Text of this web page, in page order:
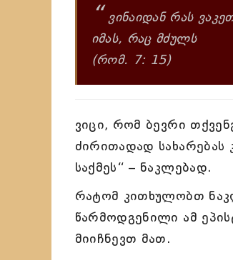
“ ვინაიდან რას
იმას, რაც მძულს
(რომ. 7: 15)
ვიცი, რომ ბევრი
ძირითადად
საქმეს“ – ნაკლებად.
რატომ კითხულობთ
წარმოდგენილი ამ
მიიჩნევთ მათ.